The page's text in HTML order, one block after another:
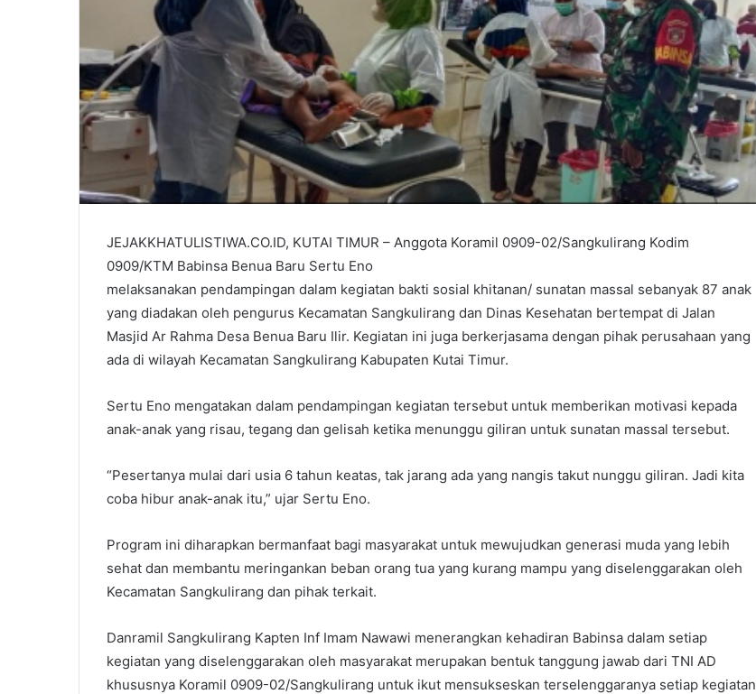
JEJAKKHATULISTIWA.CO.ID, KUTAI TIMUR – Anggota Koramil 0909-02/Sangkulirang Kodim
0909/KTM Babinsa Benua Baru Sertu Eno
melaksanakan pendampingan dalam kegiatan bakti sosial khitanan/ sunatan massal sebanyak 87 anak
yang diadakan oleh pengurus Kecamatan Sangkulirang dan Dinas Kesehatan bertempat di Jalan
Masjid Ar Rahma Desa Benua Baru Ilir. Kegiatan ini juga berkerjasama dengan pihak perusahaan yang
ada di wilayah Kecamatan Sangkulirang Kabupaten Kutai Timur.
Sertu Eno mengatakan dalam pendampingan kegiatan tersebut untuk memberikan motivasi kepada
anak-anak yang risau, tegang dan gelisah ketika menunggu giliran untuk sunatan massal tersebut.
“Pesertanya mulai dari usia 6 tahun keatas, tak jarang ada yang nangis takut nunggu giliran. Jadi kita
coba hibur anak-anak itu,” ujar Sertu Eno.
Program ini diharapkan bermanfaat bagi masyarakat untuk mewujudkan generasi muda yang lebih
sehat dan membantu meringankan beban orang tua yang kurang mampu yang diselenggarakan oleh
Kecamatan Sangkulirang dan pihak terkait.
Danramil Sangkulirang Kapten Inf Imam Nawawi menerangkan kehadiran Babinsa dalam setiap
kegiatan yang diselenggarakan oleh masyarakat merupakan bentuk tanggung jawab dari TNI AD
khususnya Koramil 0909-02/Sangkulirang untuk ikut mensukseskan terselenggaranya setiap kegiatan